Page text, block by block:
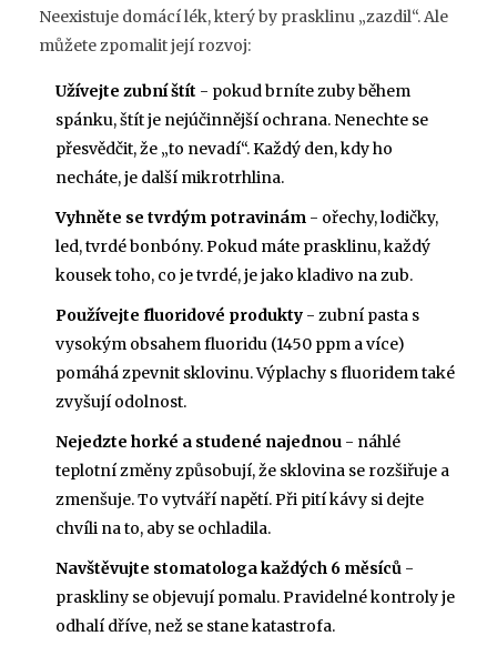
Neexistuje domácí lék, který by prasklinu „zazdil“. Ale
můžete zpomalit její rozvoj:
Užívejte zubní štít - pokud brníte zuby během
spánku, štít je nejúčinnější ochrana. Nenechte se
přesvědčit, že „to nevadí“. Každý den, kdy ho
necháte, je další mikrotrhlina.
Vyhněte se tvrdým potravinám - ořechy, lodičky,
led, tvrdé bonbóny. Pokud máte prasklinu, každý
kousek toho, co je tvrdé, je jako kladivo na zub.
Používejte fluoridové produkty - zubní pasta s
vysokým obsahem fluoridu (1450 ppm a více)
pomáhá zpevnit sklovinu. Výplachy s fluoridem také
zvyšují odolnost.
Nejedzte horké a studené najednou - náhlé
teplotní změny způsobují, že sklovina se rozšiřuje a
zmenšuje. To vytváří napětí. Při pití kávy si dejte
chvíli na to, aby se ochladila.
Navštěvujte stomatologa každých 6 měsíců -
praskliny se objevují pomalu. Pravidelné kontroly je
odhalí dříve, než se stane katastrofa.